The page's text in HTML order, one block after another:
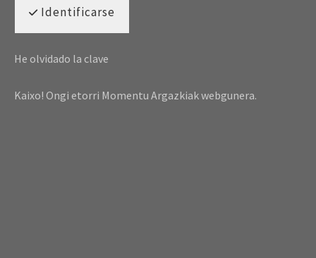
Identificarse
He olvidado la clave
Kaixo! Ongi etorri Momentu Argazkiak webgunera.